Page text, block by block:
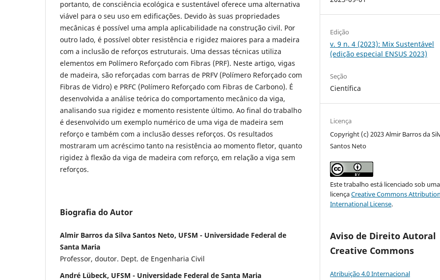
portanto, de consciência ecológica e sustentável oferece uma alternativa
viável para o seu uso em edificações. Devido às suas propriedades
mecânicas é possível uma ampla aplicabilidade na construção civil. Por
outro lado, é possível obter resistência e rigidez maiores para a madeira
com a inclusão de reforços estruturais. Uma dessas técnicas utiliza
elementos em Polímero Reforçado com Fibras (PRF). Neste artigo, vigas
de madeira, são reforçadas com barras de PRFV (Polímero Reforçado com
Fibras de Vidro) e PRFC (Polímero Reforçado com Fibras de Carbono). É
desenvolvida a análise teórica do comportamento mecânico da viga,
analisando sua rigidez e momento resistente último. Ao final do trabalho
é desenvolvido um exemplo numérico de uma viga de madeira sem
reforço e também com a inclusão desses reforços. Os resultados
mostraram um acréscimo tanto na resistência ao momento fletor, quanto
rigidez à flexão da viga de madeira com reforço, em relação a viga sem
reforços.
Biografia do Autor
Almir Barros da Silva Santos Neto, UFSM - Universidade Federal de
Santa Maria
Professor, doutor. Dept. de Engenharia Civil
André Lübeck, UFSM - Universidade Federal de Santa Maria
Edição
v. 9 n. 4 (2023): Mix Sustentável
(edição especial ENSUS 2023)
Seção
Científica
Licença
Copyright (c) 2023 Almir Barros da
Santos Neto
Este trabalho está licenciado sob uma
licençaCreative Commons
International License.
Aviso de Direito Autoral
Creative Commons
Atribuição 4.0 Internacional